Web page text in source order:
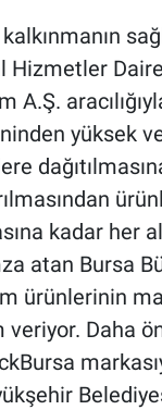
Hizmetler Daire
A.Ş.
yüksek
kadar her
atan Bursa
ürünlerinin
Daha